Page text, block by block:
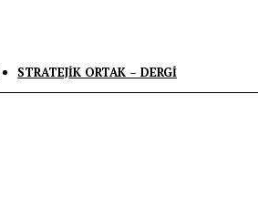
STRATEJIK ORTAK – DERGI